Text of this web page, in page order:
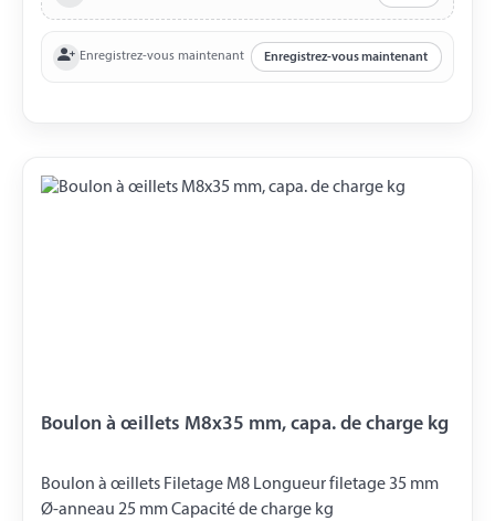
Enregistrez-vous maintenant Enregistrez-vous maintenant
Boulon à œillets M8x35 mm, capa. de charge kg
Boulon à œillets Filetage M8 Longueur filetage 35 mm
Ø-anneau 25 mm Capacité de charge kg